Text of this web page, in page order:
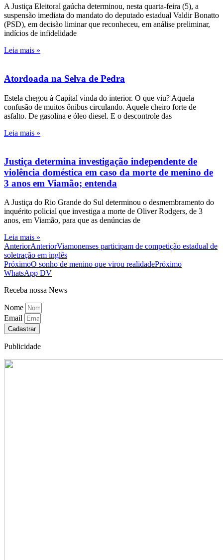
A Justiça Eleitoral gaúcha determinou, nesta quarta-feira (5), a
suspensão imediata do mandato do deputado estadual Valdir Bonatto
(PSD), em decisão liminar que reconheceu, em análise preliminar,
indícios de infidelidade
Leia mais »
Atordoada na Selva de Pedra
Estela chegou à Capital vinda do interior. O que viu? Aquela
confusão de muitos ônibus circulando. Aquele cheiro forte de
asfalto. De gasolina e óleo diesel. E o descontrole das
Leia mais »
Justiça determina investigação independente de
violência doméstica em caso da morte de menino de
3 anos em Viamão; entenda
A Justiça do Rio Grande do Sul determinou o desmembramento do
inquérito policial que investiga a morte de Oliver Rodgers, de 3
anos, em Viamão, para que as denúncias de
Leia mais »
AnteriorAnteriorViamonenses participam de competição estadual de
soletração em inglês
PróximoO sonho de menino que virou realidadePróximo
WhatsApp DV
Receba nossa News
Nome
Email
Cadastrar
Publicidade